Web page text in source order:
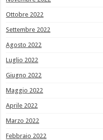
Ottobre 2022
Settembre 2022
Agosto 2022
Luglio 2022
Giugno 2022
Maggio 2022
Aprile 2022
Marzo 2022
Febbraio 2022